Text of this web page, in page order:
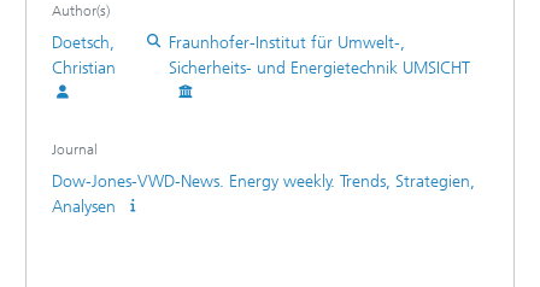
schwankenden Leistungen gedeckt wird. Das derzeitige
Energieversorgungsnetz ist aber für einen vertikalen Betrieb
auf Basis zentraler Großkraftwerke ausgelegt. Die
Speicherung elektischer Energie erhält daher eine immer
Erhöhung der Versorgungssicherheit, die Vermeidung eines
effizientere Nutzung regenerativer Energien sind
Argumente für den Einsatz dezentraler Energiespeicher im
Author(s)
Doetsch,
Christian
Fraunhofer-Institut für Umwelt-,
Sicherheits- und Energietechnik UMSICHT
Journal
Dow-Jones-VWD-News. Energy weekly. Trends, Strategien,
Analysen